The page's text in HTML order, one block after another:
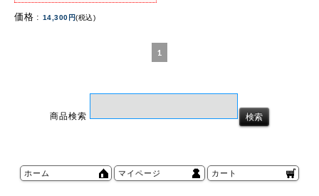
価格 : 14,300円(税込)
1
商品検索
ホーム マイページ カート